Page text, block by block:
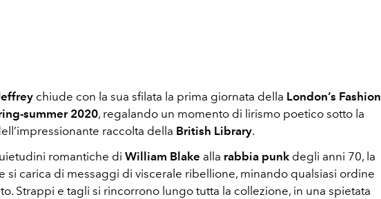
chiude con la sua sfilata la prima giornata della London’s Fashion
summer 2020, regalando un momento di lirismo poetico sotto la
raccolta della British Library.
romantiche di William Blake alla rabbia punk degli anni 70, la
si carica di messaggi di viscerale ribellione, minando qualsiasi ordine
Strappi e tagli si rincorrono lungo tutta la collezione, in una spietata